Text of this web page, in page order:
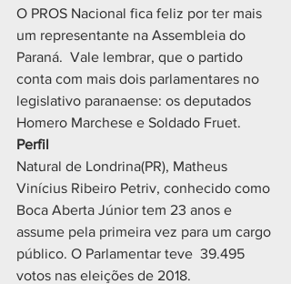
O PROS Nacional fica feliz por ter mais
um representante na Assembleia do
Paraná.  Vale lembrar, que o partido
conta com mais dois parlamentares no
legislativo paranaense: os deputados
Homero Marchese e Soldado Fruet.
Perfil
Natural de Londrina(PR), Matheus
Vinícius Ribeiro Petriv, conhecido como
Boca Aberta Júnior tem 23 anos e
assume pela primeira vez para um cargo
público. O Parlamentar teve  39.495
votos nas eleições de 2018.